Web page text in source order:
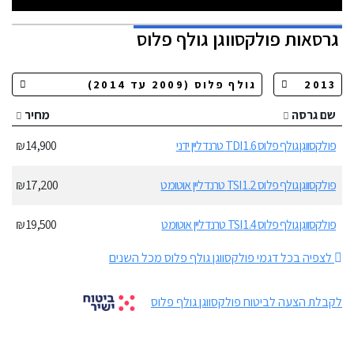
גרסאותפולקסווגן גולף פלוס
שם גרסה
מחיר
פולקסווגן גולף פלוס 1.6 TDI טרנדליין ידני
14,900 ₪
פולקסווגן גולף פלוס 1.2 TSI טרנדליין אוטומט 17,200 ₪
פולקסווגן גולף פלוס 1.4 TSI טרנדליין אוטומט
19,500 ₪
לצפיה בכל דגמי פולקסווגן גולף פלוס מכל השנים
לקבלת הצעה לביטוח פולקסווגן גולף פלוס